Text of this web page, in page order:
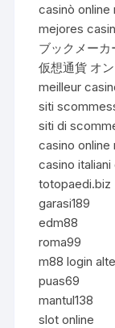
casinò online
mejores
ブックメーカ
仮想通貨 オ
meilleur
siti
siti di
casino online
casino italiani
totopaedi.biz
garasi189
edm88
roma99
m88 login
puas69
mantul138
slot online